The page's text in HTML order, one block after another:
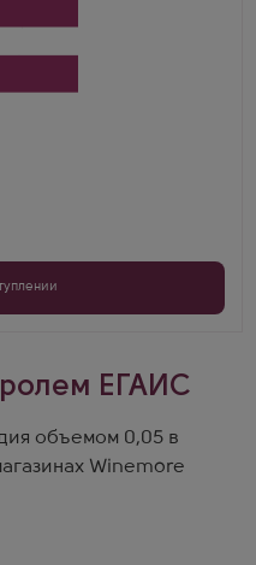
в карман
ЕГАИС
объемом 0,05 в
Winemore